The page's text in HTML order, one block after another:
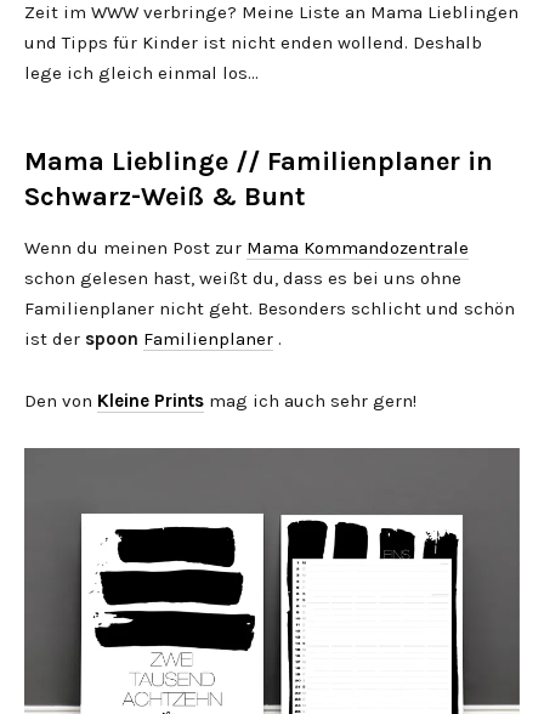
Zeit im WWW verbringe? Meine Liste an Mama Lieblingen
und Tipps für Kinder ist nicht enden wollend. Deshalb
lege ich gleich einmal los…
Mama Lieblinge // Familienplaner in
Schwarz-Weiß & Bunt
Wenn du meinen Post zur Mama Kommandozentrale
schon gelesen hast, weißt du, dass es bei uns ohne
Familienplaner nicht geht. Besonders schlicht und schön
ist der spoon Familienplaner .
Den von Kleine Prints mag ich auch sehr gern!